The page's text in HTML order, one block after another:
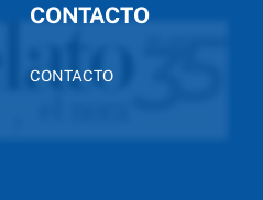
CONTACTO
CONTACTO